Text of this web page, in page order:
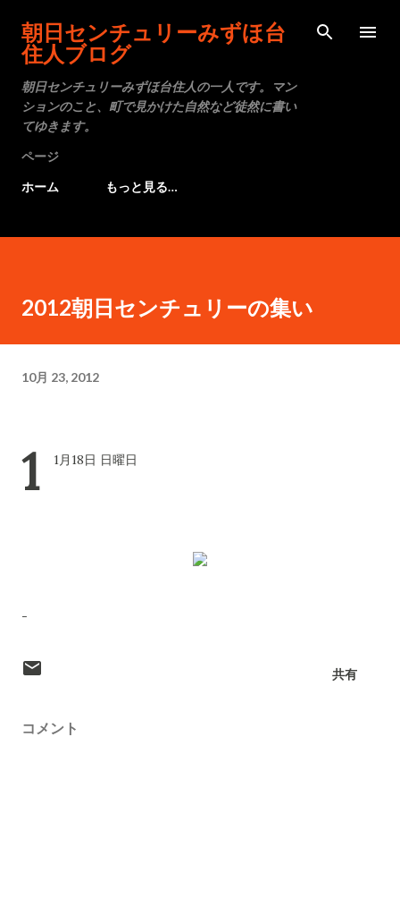
スキップしてメイン コンテンツに移動
朝日センチュリーみずほ台
住人ブログ
朝日センチュリーみずほ台住人の一人です。マン
ションのこと、町で見かけた自然など徒然に書い
てゆきます。
ページ
ホーム
もっと見る…
2012朝日センチュリーの集い
10月 23, 2012
1 1月18日 日曜日
-
共有
コメント